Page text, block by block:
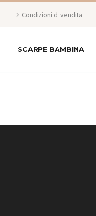
Condizioni di vendita
SCARPE BAMBINA